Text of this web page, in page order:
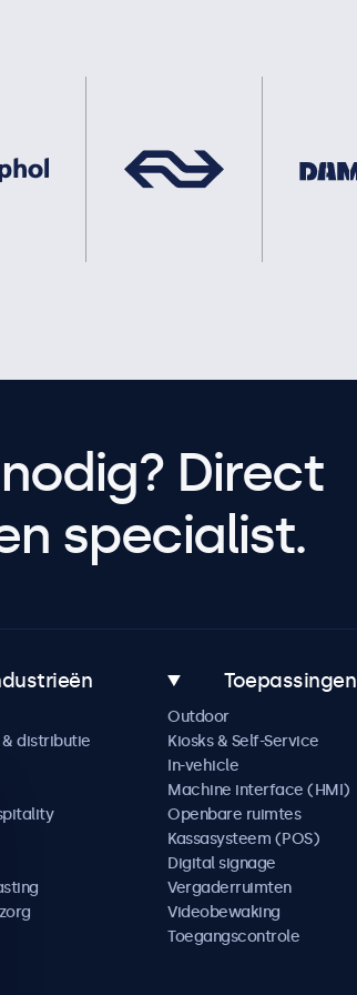
Direct
specialist.
distributie
Toepassingen
Outdoor
Kiosks & Self-Service
In-vehicle
Machine interface (HMI)
Openbare ruimtes
Kassasysteem (POS)
Digital signage
Vergaderruimten
Videobewaking
Toegangscontrole